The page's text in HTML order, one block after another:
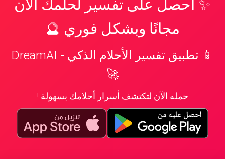
✨ احصل على تفسير لحلمك الآن
مجانًا وبشكل فوري 🔮
📱 تطبيق تفسير الأحلام الذكي - DreamAI
🚀
حمله الآن لتكتشف أسرار أحلامك بسهولة !